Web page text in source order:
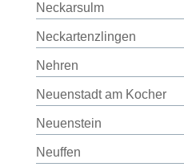
Neckarsulm
Neckartenzlingen
Nehren
Neuenstadt am Kocher
Neuenstein
Neuffen